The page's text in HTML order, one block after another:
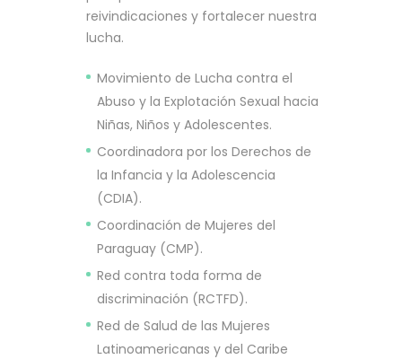
reivindicaciones y fortalecer nuestra
lucha.
Movimiento de Lucha contra el
Abuso y la Explotación Sexual hacia
Niñas, Niños y Adolescentes.
Coordinadora por los Derechos de
la Infancia y la Adolescencia
(CDIA).
Coordinación de Mujeres del
Paraguay (CMP).
Red contra toda forma de
discriminación (RCTFD).
Red de Salud de las Mujeres
Latinoamericanas y del Caribe